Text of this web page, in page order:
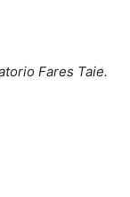
Fares Taie.